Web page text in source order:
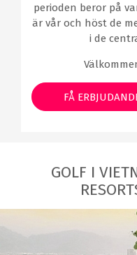
perioden beror på
är vår och höst de
i de
FÅ
GOLF I